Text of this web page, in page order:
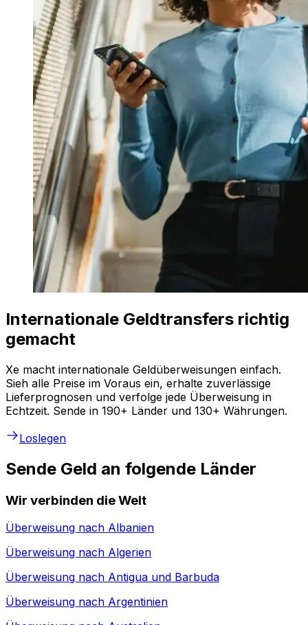
Internationale Geldtransfers richtig
gemacht
Xe macht internationale Geldüberweisungen einfach.
Sieh alle Preise im Voraus ein, erhalte zuverlässige
Lieferprognosen und verfolge jede Überweisung in
Echtzeit. Sende in 190+ Länder und 130+ Währungen.
Loslegen
Sende Geld an folgende Länder
Wir verbinden die Welt
Überweisung nach Albanien
Überweisung nach Algerien
Überweisung nach Antigua und Barbuda
Überweisung nach Argentinien